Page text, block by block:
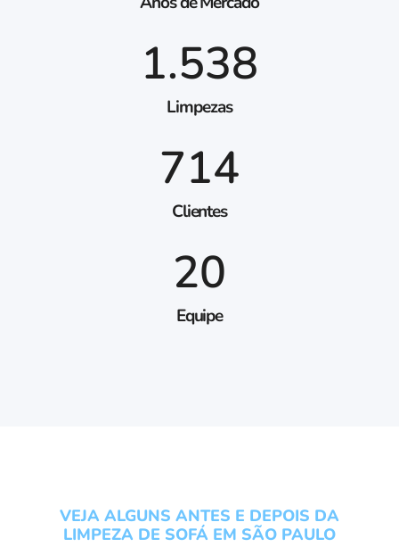
Limpezas
1.538
Clientes
714
Equipe
20
VEJA ALGUNS ANTES E DEPOIS DA
LIMPEZA DE SOFÁ EM SÃO PAULO